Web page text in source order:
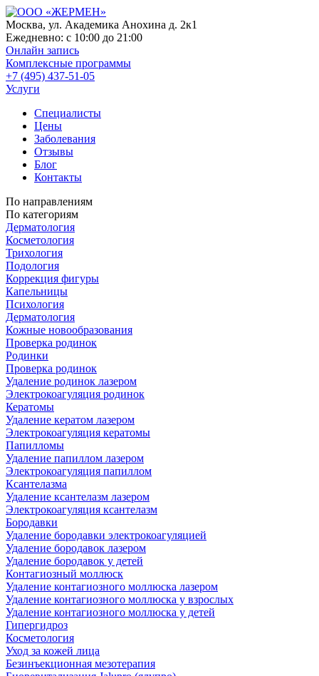
Москва, ул. Академика Анохина д. 2к1
Ежедневно: с 10:00 до 21:00
Онлайн запись
Комплексные программы
+7 (495) 437-51-05
Услуги
Специалисты
Цены
Заболевания
Отзывы
Блог
Контакты
По направлениям
По категориям
Дерматология
Косметология
Трихология
Подология
Коррекция фигуры
Капельницы
Психология
Дерматология
Кожные новообразования
Проверка родинок
Родинки
Проверка родинок
Удаление родинок лазером
Электрокоагуляция родинок
Кератомы
Удаление кератом лазером
Электрокоагуляция кератомы
Папилломы
Удаление папиллом лазером
Электрокоагуляция папиллом
Ксантелазма
Удаление ксантелазм лазером
Электрокоагуляция ксантелазм
Бородавки
Удаление бородавки электрокоагуляцией
Удаление бородавок лазером
Удаление бородавок у детей
Контагиозный моллюск
Удаление контагиозного моллюска лазером
Удаление контагиозного моллюска у взрослых
Удаление контагиозного моллюска у детей
Гипергидроз
Косметология
Уход за кожей лица
Безинъекционная мезотерапия